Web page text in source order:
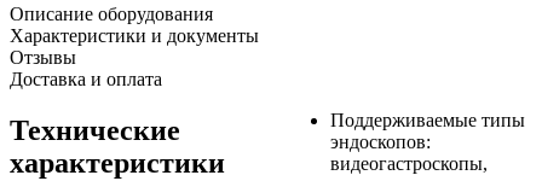
Описание оборудования
Характеристики и документы
Отзывы
Доставка и оплата
Технические
характеристики
Поддерживаемые типы
эндоскопов:
видеогастроскопы,